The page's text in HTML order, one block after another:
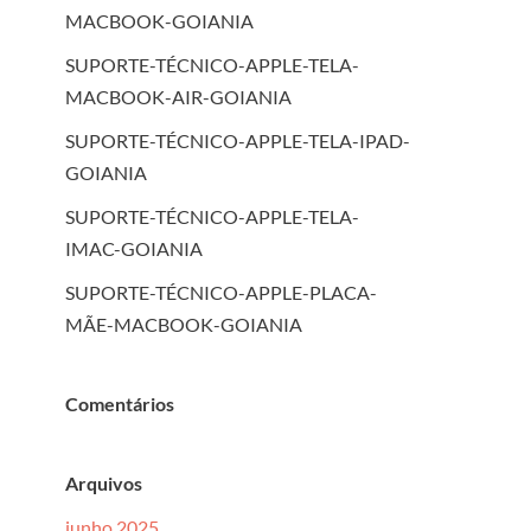
MACBOOK-GOIANIA
SUPORTE-TÉCNICO-APPLE-TELA-
MACBOOK-AIR-GOIANIA
SUPORTE-TÉCNICO-APPLE-TELA-IPAD-
GOIANIA
SUPORTE-TÉCNICO-APPLE-TELA-
IMAC-GOIANIA
SUPORTE-TÉCNICO-APPLE-PLACA-
MÃE-MACBOOK-GOIANIA
Comentários
Arquivos